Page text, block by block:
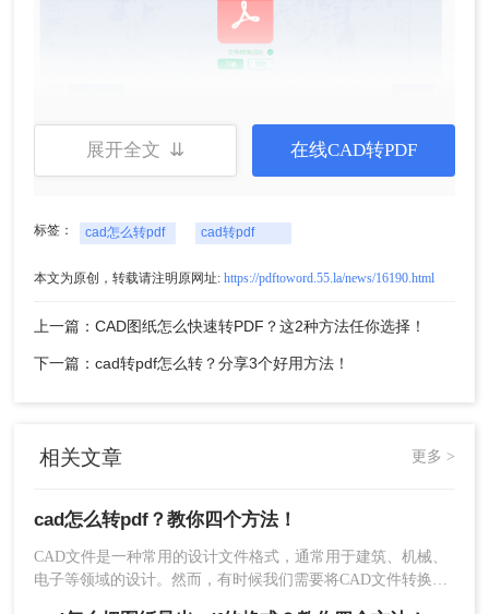
5、转换完成点击下载文件即可得到你想要的PDF文
件。
二、使用CAD软件自带的导出功能
很多CAD软件都提供了导出PDF格式的功能。例
项，选择导出为PDF格式。SolidWorks软件也可以
为PDF格式。
有很多专业的CAD软件，如AutoCAD、
提供了导出PDF格式的功能。使用这些软件的导出
功能可以将CAD文件转换成PDF格式，同时保持文
件的质量和清晰度，下面以转转大师PDF转换器操
展开全文 ⇊ 在线CAD转PDF
标签： cad怎么转pdf cad转pdf
本文为原创，转载请注明原网址: https://pdftoword.55.la/news/16190.html
上一篇：CAD图纸怎么快速转PDF？这2种方法任你选择！
下一篇：cad转pdf怎么转？分享3个好用方法！
相关文章 更多 >
cad怎么转pdf？教你四个方法！
CAD文件是一种常用的设计文件格式，通常用于建筑、机械、
电子等领域的设计。然而，有时候我们需要将CAD文件转换成